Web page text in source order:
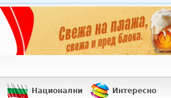
Национални Интересно